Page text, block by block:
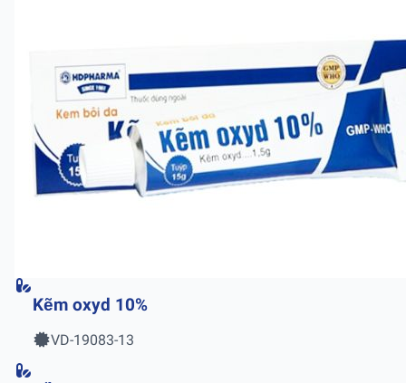
Kẽm oxyd 10%
VD-19083-13